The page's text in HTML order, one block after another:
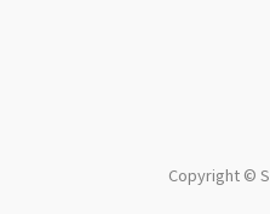
Copyright ©